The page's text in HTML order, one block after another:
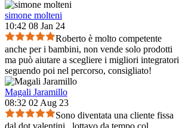
simone molteni
10:42 08 Jan 24
Roberto è molto competente
anche per i bambini, non vende solo prodotti
ma può aiutare a scegliere i migliori integratori
seguendo poi nel percorso, consigliato!
Magali Jaramillo
08:32 02 Aug 23
Sono diventata una cliente fissa